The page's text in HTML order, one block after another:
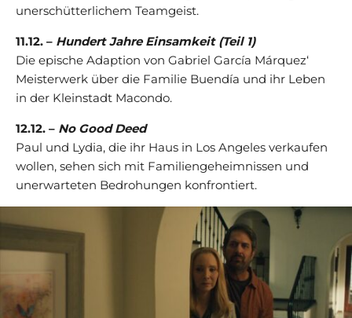
unerschütterlichem Teamgeist.
11.12. – Hundert Jahre Einsamkeit (Teil 1)
Die epische Adaption von Gabriel García Márquez‘
Meisterwerk über die Familie Buendía und ihr Leben
in der Kleinstadt Macondo.
12.12. – No Good Deed
Paul und Lydia, die ihr Haus in Los Angeles verkaufen
wollen, sehen sich mit Familiengeheimnissen und
unerwarteten Bedrohungen konfrontiert.